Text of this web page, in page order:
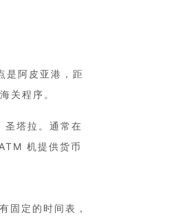
是阿皮亚港，距
关程序。
塔拉。通常在
机提供货币
固定的时间表，